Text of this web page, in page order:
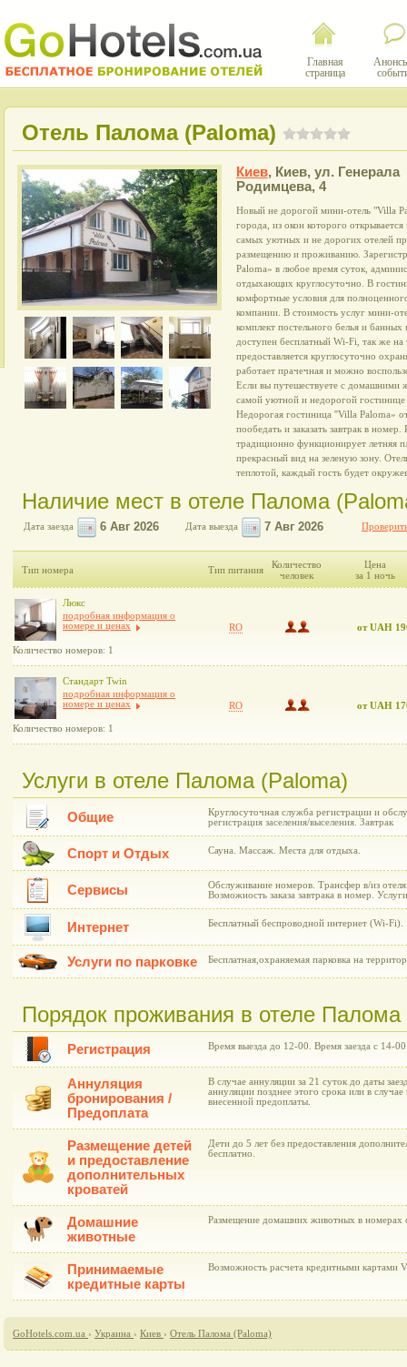
Главная
страница
Отель Палома (Paloma)
Киев, Киев, ул. Генерала
Родимцева, 4
Новый не дорогой мини-отель "Villa
города, из окон которого
самых уютных и не дорогих отелей
размещению и проживанию.
Paloma» в любое время суток,
отдыхающих круглосуточно. В
комфортные условия для
компании. В стоимость услуг мини-
комплект постельного белья и
доступен бесплатный Wi-Fi, так же
предоставляется круглосуточно
работает прачечная и можно
Если вы путешествуете с домашними
самой уютной и недорогой
Недорогая гостиница ''Villa Paloma»
пообедать и заказать завтрак в
традиционно функционирует летняя
прекрасный вид на зеленую зону.
теплотой, каждый гость будет
Наличие мест в отеле Палома
Дата заезда Дата выезда
Тип номера Тип питания
Количество
человек
Цена
за 1 ночь
Люкс
подробная информация о
номере и ценах
Количество номеров: 1
RO от UAH
Стандарт Twin
подробная информация о
номере и ценах
Количество номеров: 1
RO от UAH
Услуги в отеле Палома (Paloma)
Общие
Круглосуточная служба регистрации и
регистрация заселения/выселения. Завтрак
Спорт и Отдых Сауна. Массаж. Места для отдыха.
Сервисы
Обслуживание номеров. Трансфер в/из
Возможность заказа завтрака в номер.
Интернет Бесплатный беспроводной интернет (Wi-Fi).
Услуги по парковке Бесплатная,охраняемая парковка на
Порядок проживания в отеле Палома
Регистрация Время выезда до 12-00. Время заезда с 14-00
Аннуляция
бронирования /
Предоплата
В случае аннуляции за 21 суток до даты
аннуляции позднее этого срока или в случае
внесенной предоплаты.
Размещение детей
и предоставление
дополнительных
кроватей
Дети до 5 лет без предоставления
бесплатно.
Домашние
животные
Размещение домашних животных в номерах
Принимаемые
кредитные карты
Возможность расчета кредитными картами
GoHotels.com.ua › Украина › Киев › Отель Палома (Paloma)